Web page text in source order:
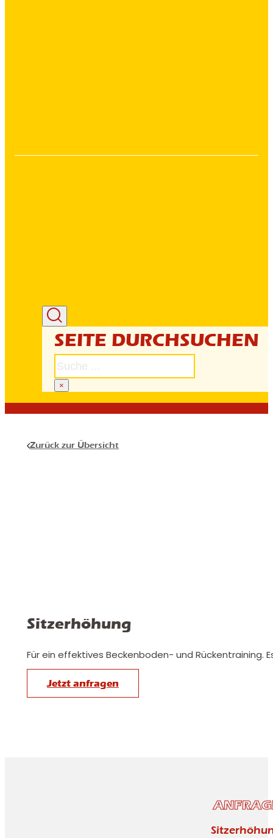
SEITE DURCHSUCHEN
S
u
c
h
e
×
Zurück zur Übersicht
Sitzerhöhung
Für ein effektives Beckenboden- und Rückentraining.
Jetzt anfragen